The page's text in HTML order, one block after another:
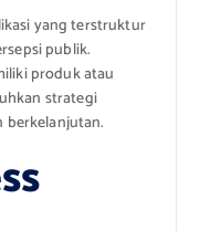
yang terstruktur
publik.
produk atau
strategi
berkelanjutan.